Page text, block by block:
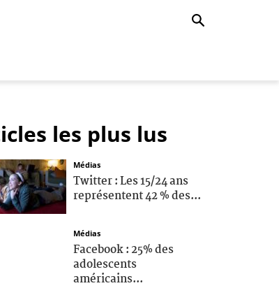
les plus lus
Médias
Twitter : Les 15/24 ans
représentent 42 % des...
Médias
Facebook : 25% des
adolescents
américains...